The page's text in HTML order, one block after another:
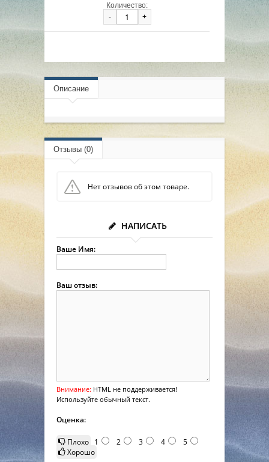
Количество:
-
+
Описание
Отзывы (0)
Нет отзывов об этом товаре.
НАПИСАТЬ
Ваше Имя:
Ваш отзыв:
Внимание: HTML не поддерживается!
Используйте обычный текст.
Оценка:
Плохо 1 2 3 4
5
Хорошо